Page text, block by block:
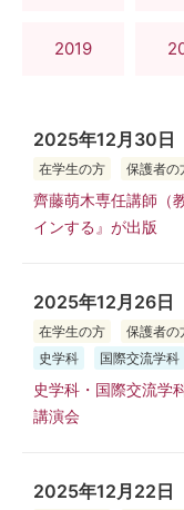
2019
2025年12月30日
在学生の方 保護者の
齊藤萌木専任講師（
インする』が出版
2025年12月26日
在学生の方 保護者の
史学科
国際交流学科
史学科・国際交流学
講演会
2025年12月22日